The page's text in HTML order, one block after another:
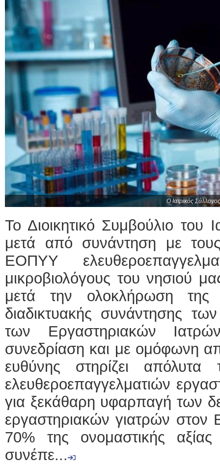
Ο Ιατρικός
Το Διοικητικό Συμβούλιο του
μετά από συνάντηση με
ΕΟΠΥΥ
μικροβιολόγους του νησιού
μετά την ολοκλήρωση της
διαδικτυακής συνάντησης
των Εργαστηριακών
συνεδρίαση και με ομόφωνη
ευθύνης στηρίζει
ελευθεροεπαγγελματιών
για ξεκάθαρη υφαρπαγή των
εργαστηριακών γιατρών
70% της ονομαστικής
συνέπε...